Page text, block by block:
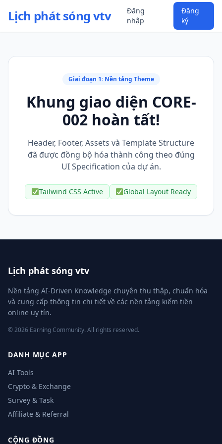
Lịch phát sóng vtv
Đăng
nhập
Đăng
ký
Giai đoạn 1: Nền tảng Theme
Khung giao diện CORE-
002 hoàn tất!
Header, Footer, Assets và Template Structure
đã được đồng bộ hóa thành công theo đúng
UI Specification của dự án.
Tailwind CSS Active Global Layout Ready
Lịch phát sóng vtv
Nền tảng AI-Driven Knowledge chuyên thu thập, chuẩn hóa
và cung cấp thông tin chi tiết về các nền tảng kiếm tiền
online uy tín.
© 2026 Earning Community. All rights reserved.
DANH MỤC APP
AI Tools
Crypto & Exchange
Survey & Task
Affiliate & Referral
CỘNG ĐỒNG